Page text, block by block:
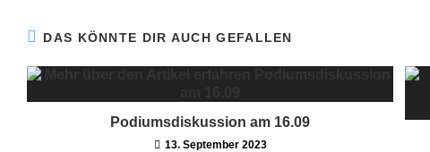
DAS KÖNNTE DIR AUCH GEFALLEN
Podiumsdiskussion am 16.09
13. September 2023